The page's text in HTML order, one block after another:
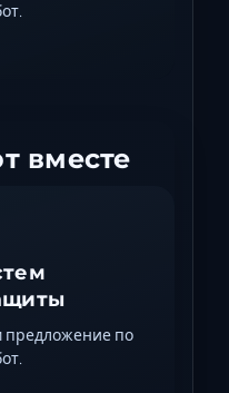
вместе
предложение по